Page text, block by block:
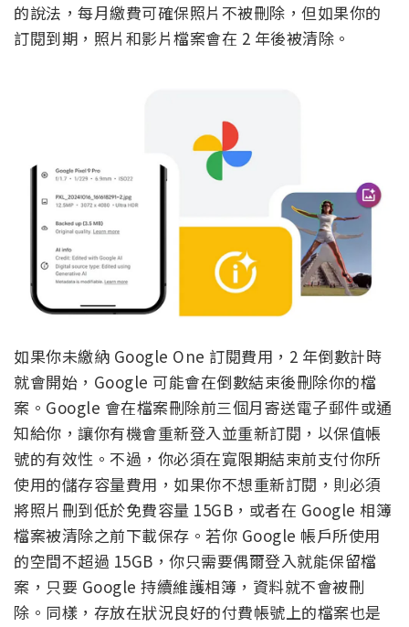
的說法，每月繳費可確保照片不被刪除，但如果你的
訂閱到期，照片和影片檔案會在 2 年後被清除。
如果你未繳納 Google One 訂閱費用，2 年倒數計時
就會開始，Google 可能會在倒數結束後刪除你的檔
案。Google 會在檔案刪除前三個月寄送電子郵件或通
知給你，讓你有機會重新登入並重新訂閱，以保值帳
號的有效性。不過，你必須在寬限期結束前支付你所
使用的儲存容量費用，如果你不想重新訂閱，則必須
將照片刪到低於免費容量 15GB，或者在 Google 相簿
檔案被清除之前下載保存。若你 Google 帳戶所使用
的空間不超過 15GB，你只需要偶爾登入就能保留檔
案，只要 Google 持續維護相簿，資料就不會被刪
除。同樣，存放在狀況良好的付費帳號上的檔案也是